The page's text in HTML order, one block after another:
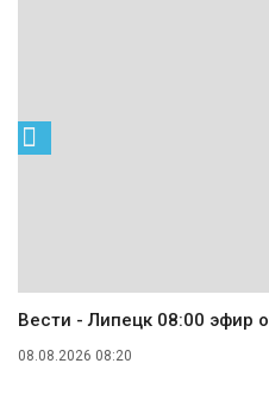
Вести - Липецк 08:00 эфир
08.08.2026 08:20